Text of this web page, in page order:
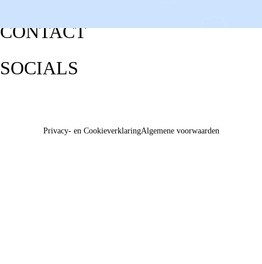
CONTACT
SOCIALS
Privacy- en CookieverklaringAlgemene voorwaarden